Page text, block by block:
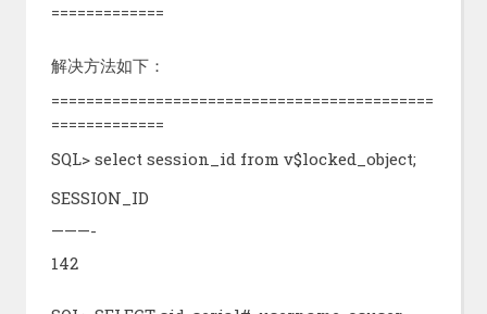
=============
解决方法如下：
============================================
=============
SQL> select session_id from v$locked_object;
SESSION_ID
———-
142